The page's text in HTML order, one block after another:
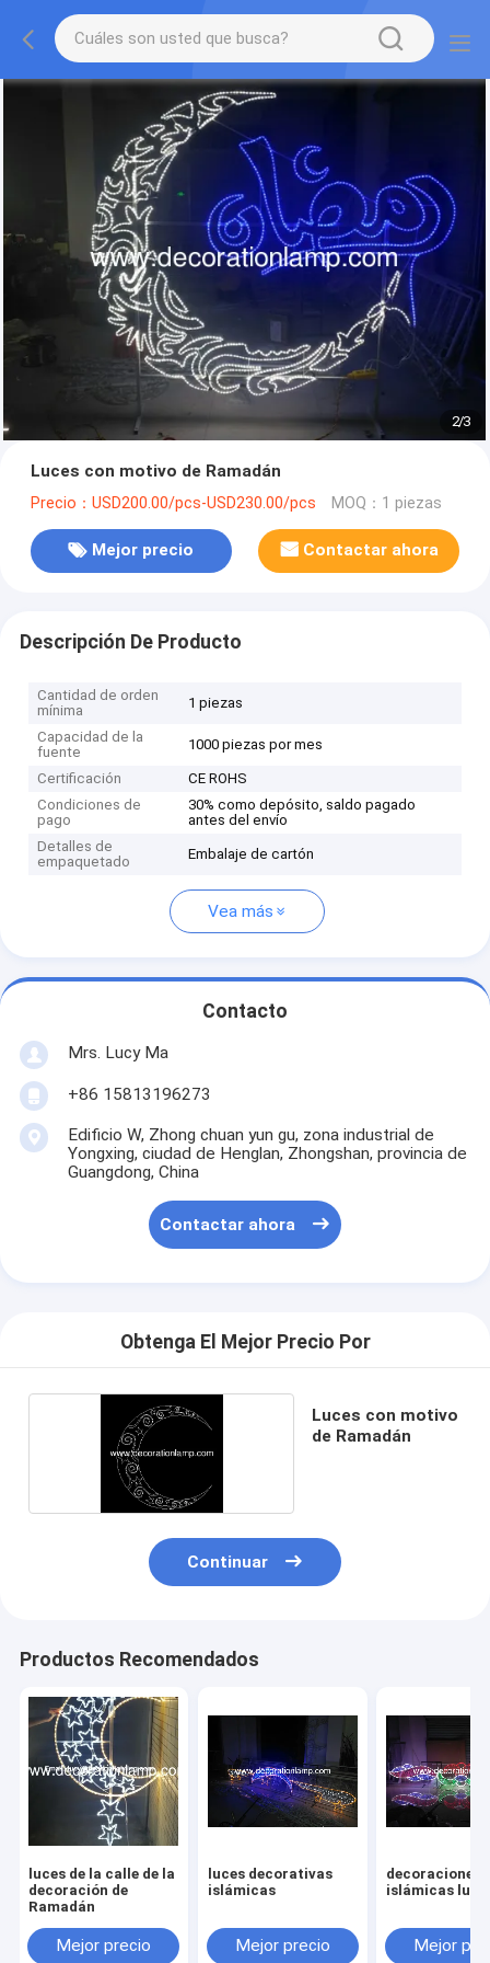
2/3
Luces con motivo de Ramadán
Precio：USD200.00/pcs-USD230.00/pcs MOQ：1 piezas
Mejor precio Contactar ahora
Descripción De Producto
Cantidad de orden
mínima
1 piezas
Capacidad de la
fuente
1000 piezas por mes
Certificación
CE ROHS
Condiciones de
pago
30% como depósito, saldo pagado
antes del envío
Detalles de
empaquetado
Embalaje de cartón
Vea más
Contacto
Mrs. Lucy Ma
+86 15813196273
Edificio W, Zhong chuan yun gu, zona industrial de
Yongxing, ciudad de Henglan, Zhongshan, provincia de
Guangdong, China
Contactar ahora
Obtenga El Mejor Precio Por
Luces con motivo
de Ramadán
Continuar
Productos Recomendados
luces de la calle de la
decoración de
Ramadán
Mejor precio
luces decorativas
islámicas
Mejor precio
decoraciones
islámicas
Mejor